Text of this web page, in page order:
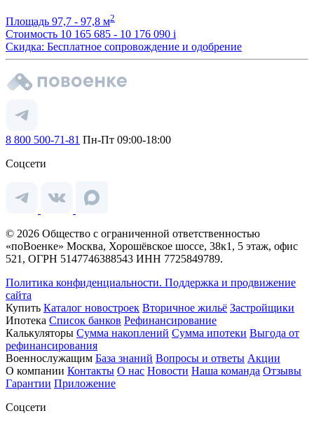
Площадь 97,7 - 97,8 м2
Стоимость 10 165 685 - 10 176 090 i
Скидка: Бесплатное сопровождение и одобрение
8 800 500-71-81 Пн-Пт 09:00-18:00
Соцсети
© 2026 Общество с ограниченной ответственностью
«поВоенке» Москва, Хорошёвское шоссе, 38к1, 5 этаж, офис
521, ОГРН 5147746388543 ИНН 7725849789.
Политика конфиденциальности. Поддержка и продвижение
сайта
Купить Каталог новостроек Вторичное жильё Застройщики
Ипотека Список банков Рефинансирование
Калькуляторы Сумма накоплений Сумма ипотеки Выгода от
рефинансирования
Военнослужащим База знаний Вопросы и ответы Акции
О компании Контакты О нас Новости Наша команда Отзывы
Гарантии Приложение
Соцсети